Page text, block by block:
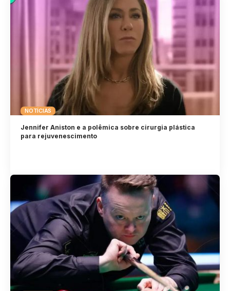
NOTÍCIAS
Jennifer Aniston e a polêmica sobre cirurgia plástica
para rejuvenescimento